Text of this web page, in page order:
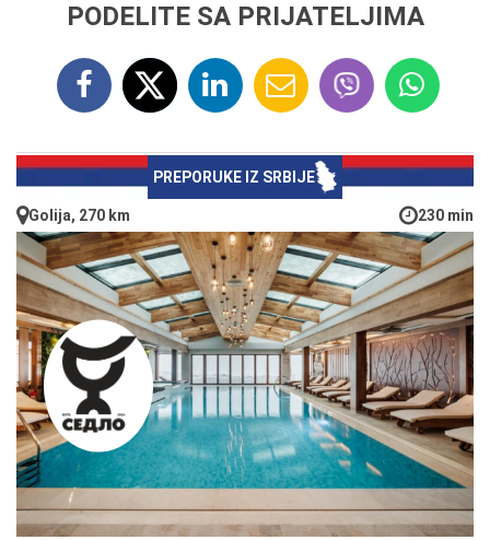
PODELITE SA PRIJATELJIMA
PREPORUKE IZ SRBIJE
Golija, 270 km 230 min